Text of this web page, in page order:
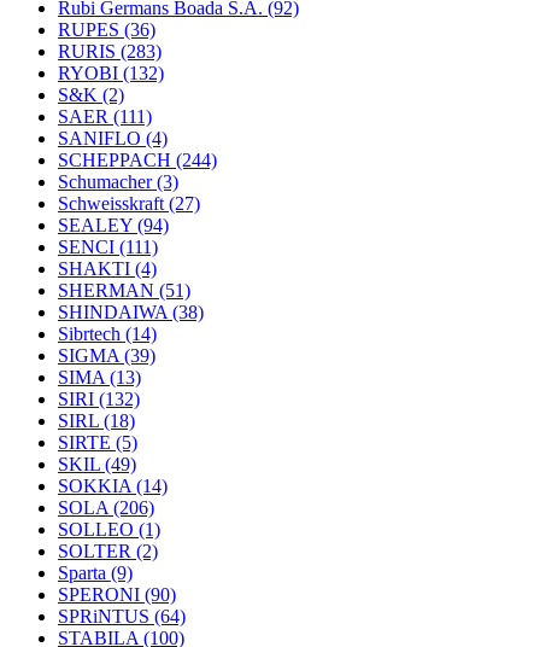
Rubi Germans Boada S.A. (92)
RUPES (36)
RURIS (283)
RYOBI (132)
S&K (2)
SAER (111)
SANIFLO (4)
SCHEPPACH (244)
Schumacher(3)
Schweisskraft (27)
SEALEY (94)
SENCI (111)
SHAKTI (4)
SHERMAN (51)
SHINDAIWA (38)
Sibrtech (14)
SIGMA (39)
SIMA (13)
SIRI (132)
SIRL (18)
SIRTE (5)
SKIL (49)
SOKKIA (14)
SOLA (206)
SOLLEO (1)
SOLTER (2)
Sparta (9)
SPERONI (90)
SPRiNTUS (64)
STABILA (100)